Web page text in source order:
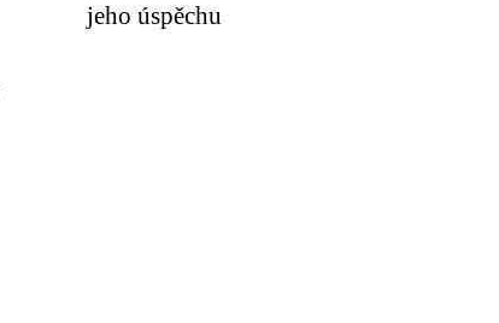
jeho úspěchu